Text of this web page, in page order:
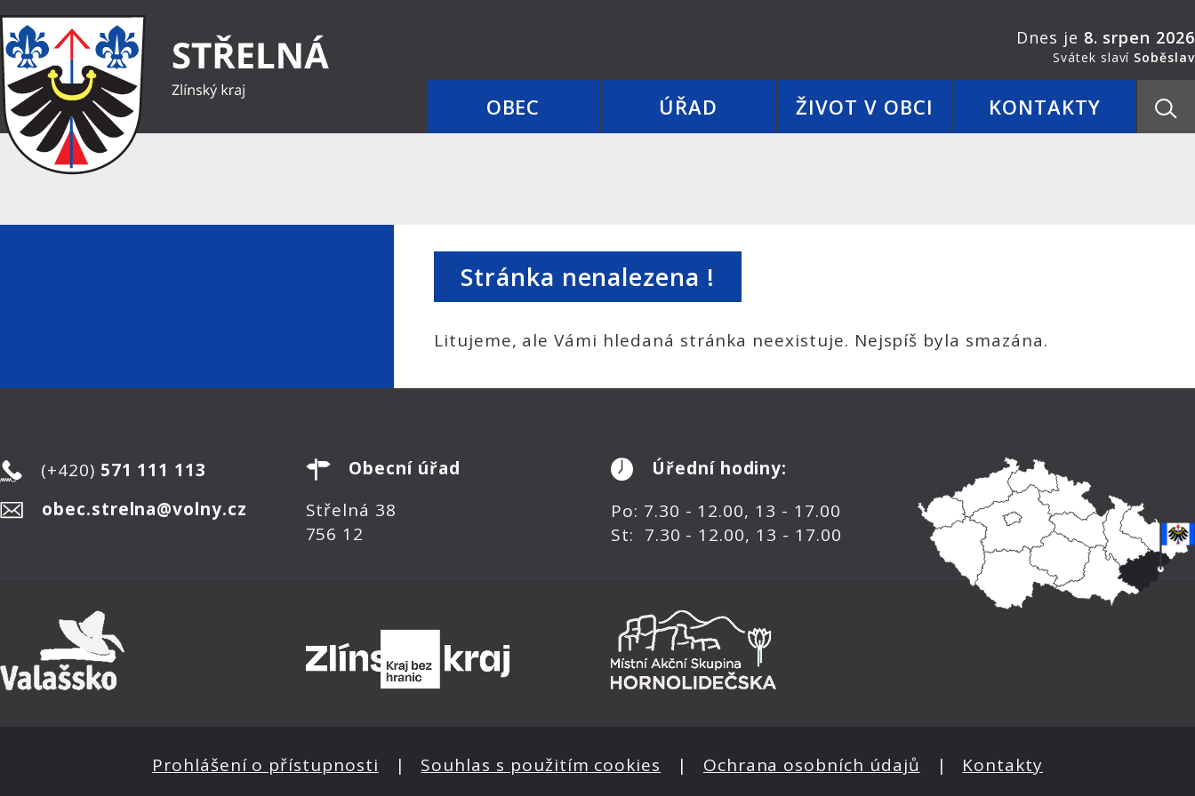
OBEC ÚŘAD ŽIVOT V OBCI KONTAKTY
Dnes je 8. srpen 2026
Svátek slaví Soběslav
Stránka nenalezena !
Litujeme, ale Vámi hledaná stránka neexistuje. Nejspíš byla smazána.
(+420) 571 111 113
obec.strelna@volny.cz
Obecní úřad
Střelná 38
756 12
Úřední hodiny:
Po: 7.30 - 12.00, 13 - 17.00
St: 7.30 - 12.00, 13 - 17.00
Prohlášení o přístupnosti | Souhlas s použitím cookies | Ochrana osobních údajů | Kontakty